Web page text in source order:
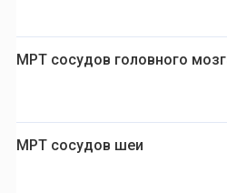
МРТ сосудов головного
МРТ сосудов шеи